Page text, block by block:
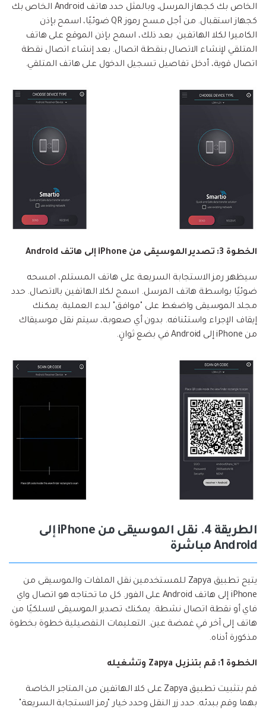
الخاص بك كجهاز المرسل، وبالمثل حدد هاتف Android الخاص بك
كجهاز استقبال. من أجل مسح رموز QR ضوئيًا، اسمح بإذن
الكاميرا لكلا الهاتفين. بعد ذلك، اسمح بإذن الموقع على هاتف
المتلقي لإنشاء الاتصال بنقطة اتصال. بعد إنشاء اتصال نقطة
اتصال قوية، أدخل تفاصيل تسجيل الدخول على هاتف المتلقي.
الخطوة 3: تصدير الموسيقى من iPhone إلى هاتف Android
سيظهر رمز الاستجابة السريعة على هاتف المستلم، امسحه
ضوئيًا بواسطة هاتف المرسل. اسمح لكلا الهاتفين بالاتصال. حدد
مجلد الموسيقى واضغط على "موافق" لبدء العملية. يمكنك
إيقاف الإجراء واستئنافه. بدون أي صعوبة، سيتم نقل موسيقاك
من iPhone إلى Android في بضع ثوانٍ.
الطريقة 4. نقل الموسيقى من iPhone إلى
Android مباشرة
يتيح تطبيق Zapya للمستخدمين نقل الملفات والموسيقى من
iPhone إلى هاتف Android على الفور. كل ما تحتاجه هو اتصال واي
فاي أو نقطة اتصال نشطة. يمكنك تصدير الموسيقى لاسلكيًا من
هاتف إلى آخر في غمضة عين. التعليمات التفصيلية خطوة بخطوة
مذكورة أدناه.
الخطوة 1: قم بتنزيل Zapya وتشغيله
قم بتثبيت تطبيق Zapya على كلا الهاتفين من المتاجر الخاصة
بهما وقم ببدئه. حدد زر النقل وحدد خيار "رمز الاستجابة السريعة"